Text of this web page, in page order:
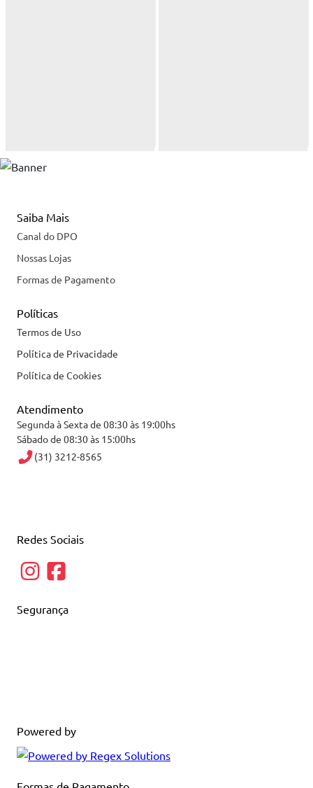
Saiba Mais
Canal do DPO
Nossas Lojas
Formas de Pagamento
Políticas
Termos de Uso
Política de Privacidade
Política de Cookies
Atendimento
Segunda à Sexta de 08:30 às 19:00hs
Sábado de 08:30 às 15:00hs
(31) 3212-8565
Redes Sociais
Segurança
Powered by